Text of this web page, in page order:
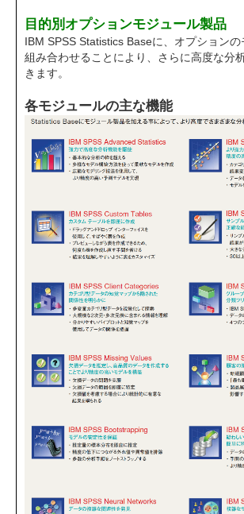
目的別オプションモジュール製品
IBM SPSS Statistics Baseに、オプション
組み合わせることにより、さらに高度な分
きます。
各モジュールの主な機能